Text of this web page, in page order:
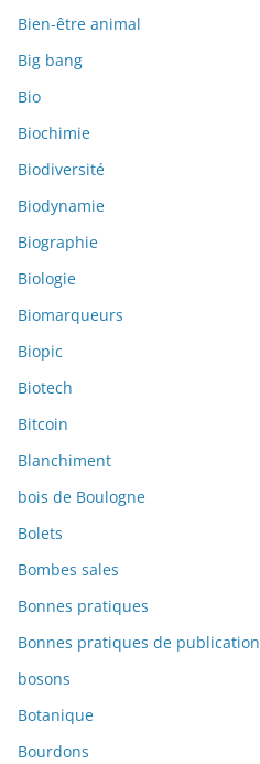
Bien-être animal
Big bang
Bio
Biochimie
Biodiversité
Biodynamie
Biographie
Biologie
Biomarqueurs
Biopic
Biotech
Bitcoin
Blanchiment
bois de Boulogne
Bolets
Bombes sales
Bonnes pratiques
Bonnes pratiques de publication
bosons
Botanique
Bourdons